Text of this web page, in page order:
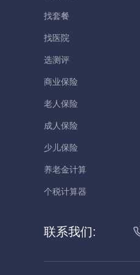
找套餐
找医院
选测评
商业保险
老人保险
成人保险
少儿保险
养老金计算
个税计算器
联系我们: